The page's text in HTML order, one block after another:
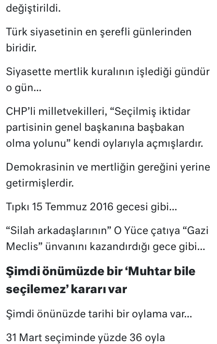
değiştirildi.
Türk siyasetinin en şerefli günlerinden
biridir.
Siyasette mertlik kuralının işlediği gündür
o gün…
CHP’li milletvekilleri, “Seçilmiş iktidar
partisinin genel başkanına başbakan
olma yolunu” kendi oylarıyla açmışlardır.
Demokrasinin ve mertliğin gereğini yerine
getirmişlerdir.
Tıpkı 15 Temmuz 2016 gecesi gibi…
“Silah arkadaşlarının” O Yüce çatıya “Gazi
Meclis” ünvanını kazandırdığı gece gibi…
Şimdi önümüzde bir ‘Muhtar bile
seçilemez’ kararı var
Şimdi önünüzde tarihi bir oylama var…
31 Mart seçiminde yüzde 36 oyla